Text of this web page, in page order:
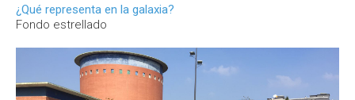
¿Qué representa en la galaxia?
Fondo estrellado